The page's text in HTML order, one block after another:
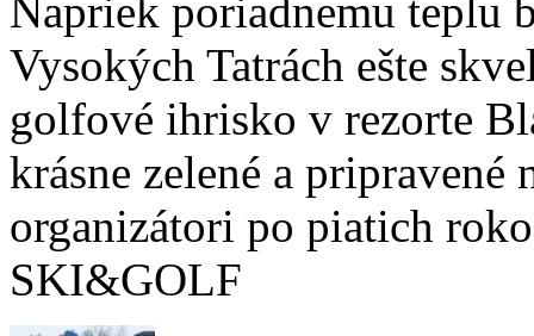
Napriek poriadnemu teplu
Vysokých Tatrách ešte
golfové ihrisko v rezorte
krásne zelené a pripravené
organizátori po piatich
SKI&GOLF